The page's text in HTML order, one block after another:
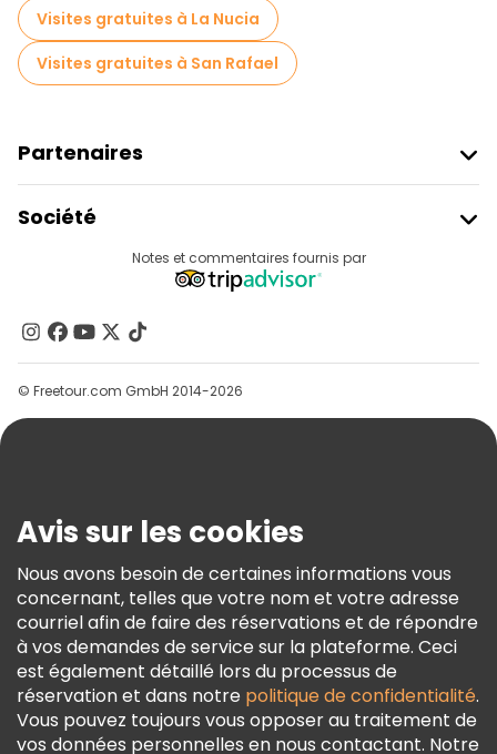
Visites gratuites à La Nucia
Visites gratuites à San Rafael
Partenaires
Connexion Du Fournisseur
Programme D’affiliation
Société
Contactez-Nous
Groupes
Aide
Conditions Générales Et Mentions Légales
Politique En Matière De Cookies
Freetour Prix
Programme De Fidélité
Notes et commentaires fournis par
© Freetour.com GmbH 2014-2026
Avis sur les cookies
Nous avons besoin de certaines informations vous
concernant, telles que votre nom et votre adresse
courriel afin de faire des réservations et de répondre
à vos demandes de service sur la plateforme. Ceci
est également détaillé lors du processus de
réservation et dans notre politique de confidentialité.
Vous pouvez toujours vous opposer au traitement de
vos données personnelles en nous contactant. Notre